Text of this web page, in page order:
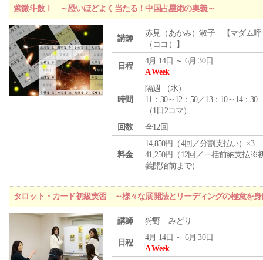
紫微斗数Ⅰ ～恐いほどよく当たる！中国占星術の奥義～
講師
赤見（あかみ）淑子 【マダム呼
（ココ）】
日程
4月 14日 ～ 6月 30日
A Week
時間
隔週 （水）
11：30～12：50／13：10～14：30
（1日2コマ）
回数
全12回
料金
14,850円（4回／分割支払い）×3
41,250円（12回／一括前納支払※
義開始前まで）
タロット・カード初級実習 ～様々な展開法とリーディングの極意を身
講師 狩野 みどり
日程
4月 14日 ～ 6月 30日
A Week